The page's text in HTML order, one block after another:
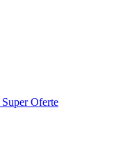
Super Oferte